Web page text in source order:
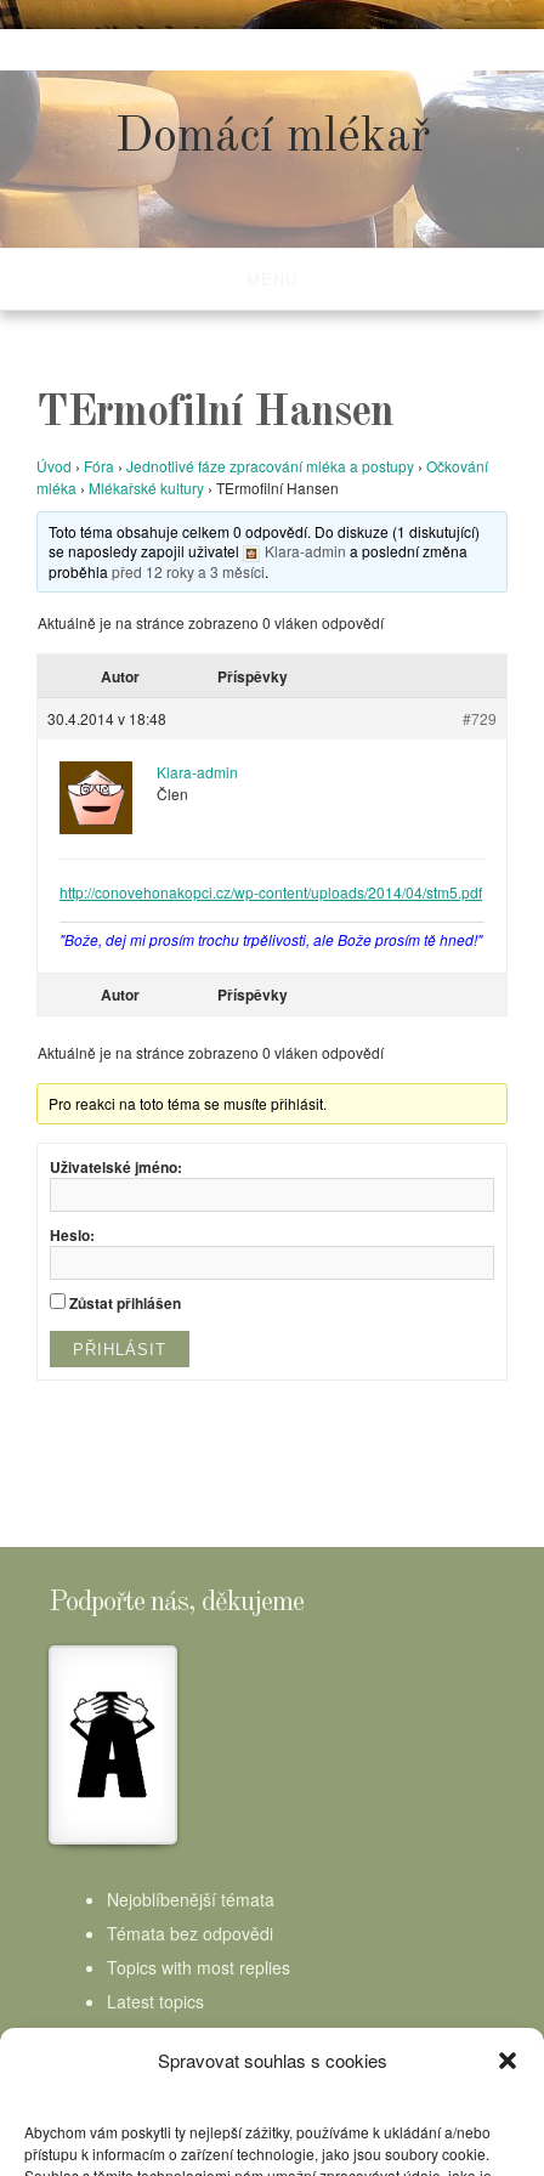
Spravovat souhlas s cookies
Abychom vám poskytli ty nejlepší zážitky, používáme k ukládání a/nebo
přístupu k informacím o zařízení technologie, jako jsou soubory cookie.
to
content
Domácí mlékař
TErmofilní Hansen
Úvod › Fóra › Jednotlivé fáze zpracování mléka a postupy › Očkování
mléka › Mlékařské kultury › TErmofilní Hansen
Toto téma obsahuje celkem 0 odpovědí. Do diskuze (1 diskutující)
se naposledy zapojil uživatel
Klara-admin a poslední změna
proběhlapřed 12 roky a 3 měsíci.
Aktuálně je na stránce zobrazeno 0 vláken odpovědí
Autor Příspěvky
30.4.2014 v 18:48 #729
Klara-admin
Člen
http://conovehonakopci.cz/wp-content/uploads/2014/04/stm5.pdf
"Bože, dej mi prosím trochu trpělivosti, ale Bože prosím tě hned!"
Autor Příspěvky
Aktuálně je na stránce zobrazeno 0 vláken odpovědí
Pro reakci na toto téma se musíte přihlásit.
Uživatelské jméno:
Heslo:
Zůstat přihlášen
PŘIHLÁSIT
Podpořte nás, děkujeme
Nejoblíbenější témata
Témata bez odpovědi
Topics with most replies
Latest topics
Topics Freshness